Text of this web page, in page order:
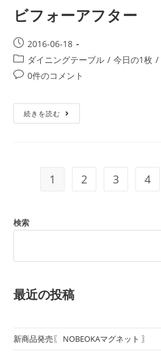
ビフォーアフター
2016-06-18
ダイニングテーブル / 今日の1枚 /
0件のコメント
続きを読む
1 2 3 4
検索
最近の投稿
新商品発売〖 NOBEOKAマグネット 〗